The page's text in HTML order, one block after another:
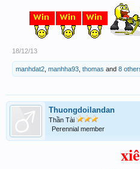
18/12/13
manhdat2 manhha93 thomas and 8
Thuongdoilandan
Thần Tài
Perennial member